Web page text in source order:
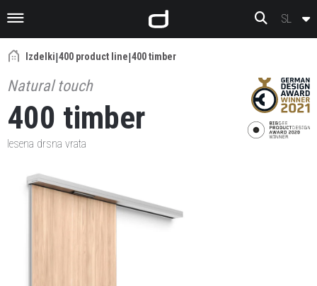
SL
Izdelki|400 product line|400 timber
Natural touch
400 timber
lesena drsna vrata